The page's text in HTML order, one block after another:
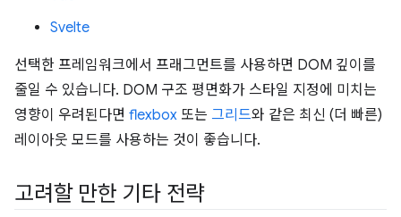
Svelte
선택한 프레임워크에서 프래그먼트를 사용하면 DOM 깊이를
줄일 수 있습니다. DOM 구조 평면화가 스타일 지정에 미치는
영향이 우려된다면 flexbox 또는 그리드와 같은 최신 (더 빠른)
레이아웃 모드를 사용하는 것이 좋습니다.
고려할 만한 기타 전략